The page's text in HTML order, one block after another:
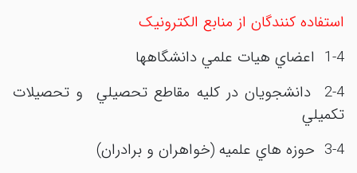
استفاده کنندگان از منابع الکترونيک
1-4 اعضاي هيات علمي دانشگاهها
2-4 دانشجويان در کليه مقاطع تحصيلي و تحصيلات
تکميلي
3-4 حوزه هاي علميه (خواهران و برادران)